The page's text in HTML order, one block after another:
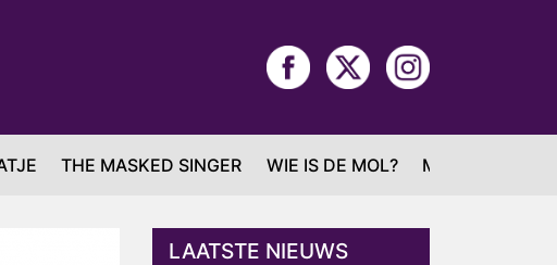
THE MASKED SINGER WIE IS DE MOL? MAFS
LAATSTE NIEUWS